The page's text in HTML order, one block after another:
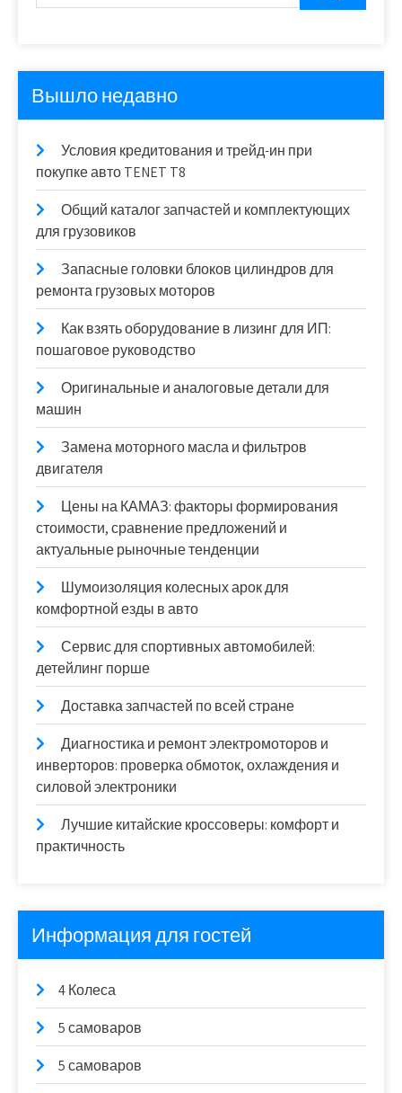
Вышло недавно
Условия кредитования и трейд-ин при
покупке авто TENET T8
Общий каталог запчастей и комплектующих
для грузовиков
Запасные головки блоков цилиндров для
ремонта грузовых моторов
Как взять оборудование в лизинг для ИП:
пошаговое руководство
Оригинальные и аналоговые детали для
машин
Замена моторного масла и фильтров
двигателя
Цены на КАМАЗ: факторы формирования
стоимости, сравнение предложений и
актуальные рыночные тенденции
Шумоизоляция колесных арок для
комфортной езды в авто
Сервис для спортивных автомобилей:
детейлинг порше
Доставка запчастей по всей стране
Диагностика и ремонт электромоторов и
инверторов: проверка обмоток, охлаждения и
силовой электроники
Лучшие китайские кроссоверы: комфорт и
практичность
Информация для гостей
4 Колеса
5 самоваров
5 самоваров